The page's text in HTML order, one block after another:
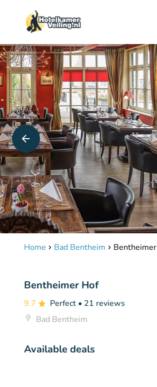
Home Bad Bentheim
Bentheimer Hof
9.7 Perfect • 21 reviews
Bad Bentheim
Available deals